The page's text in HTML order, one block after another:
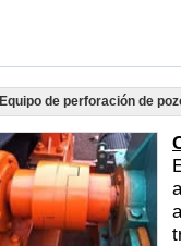
Equipo de perforación de